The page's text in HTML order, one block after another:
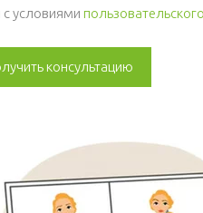
с условиями
консультацию